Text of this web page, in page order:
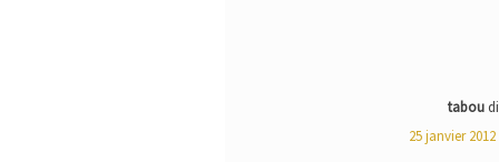
tabou
25 janvier